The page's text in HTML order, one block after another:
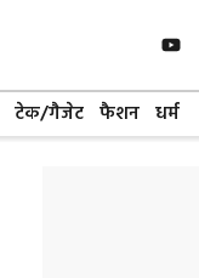
टेक/गैजेट फैशन धर्म